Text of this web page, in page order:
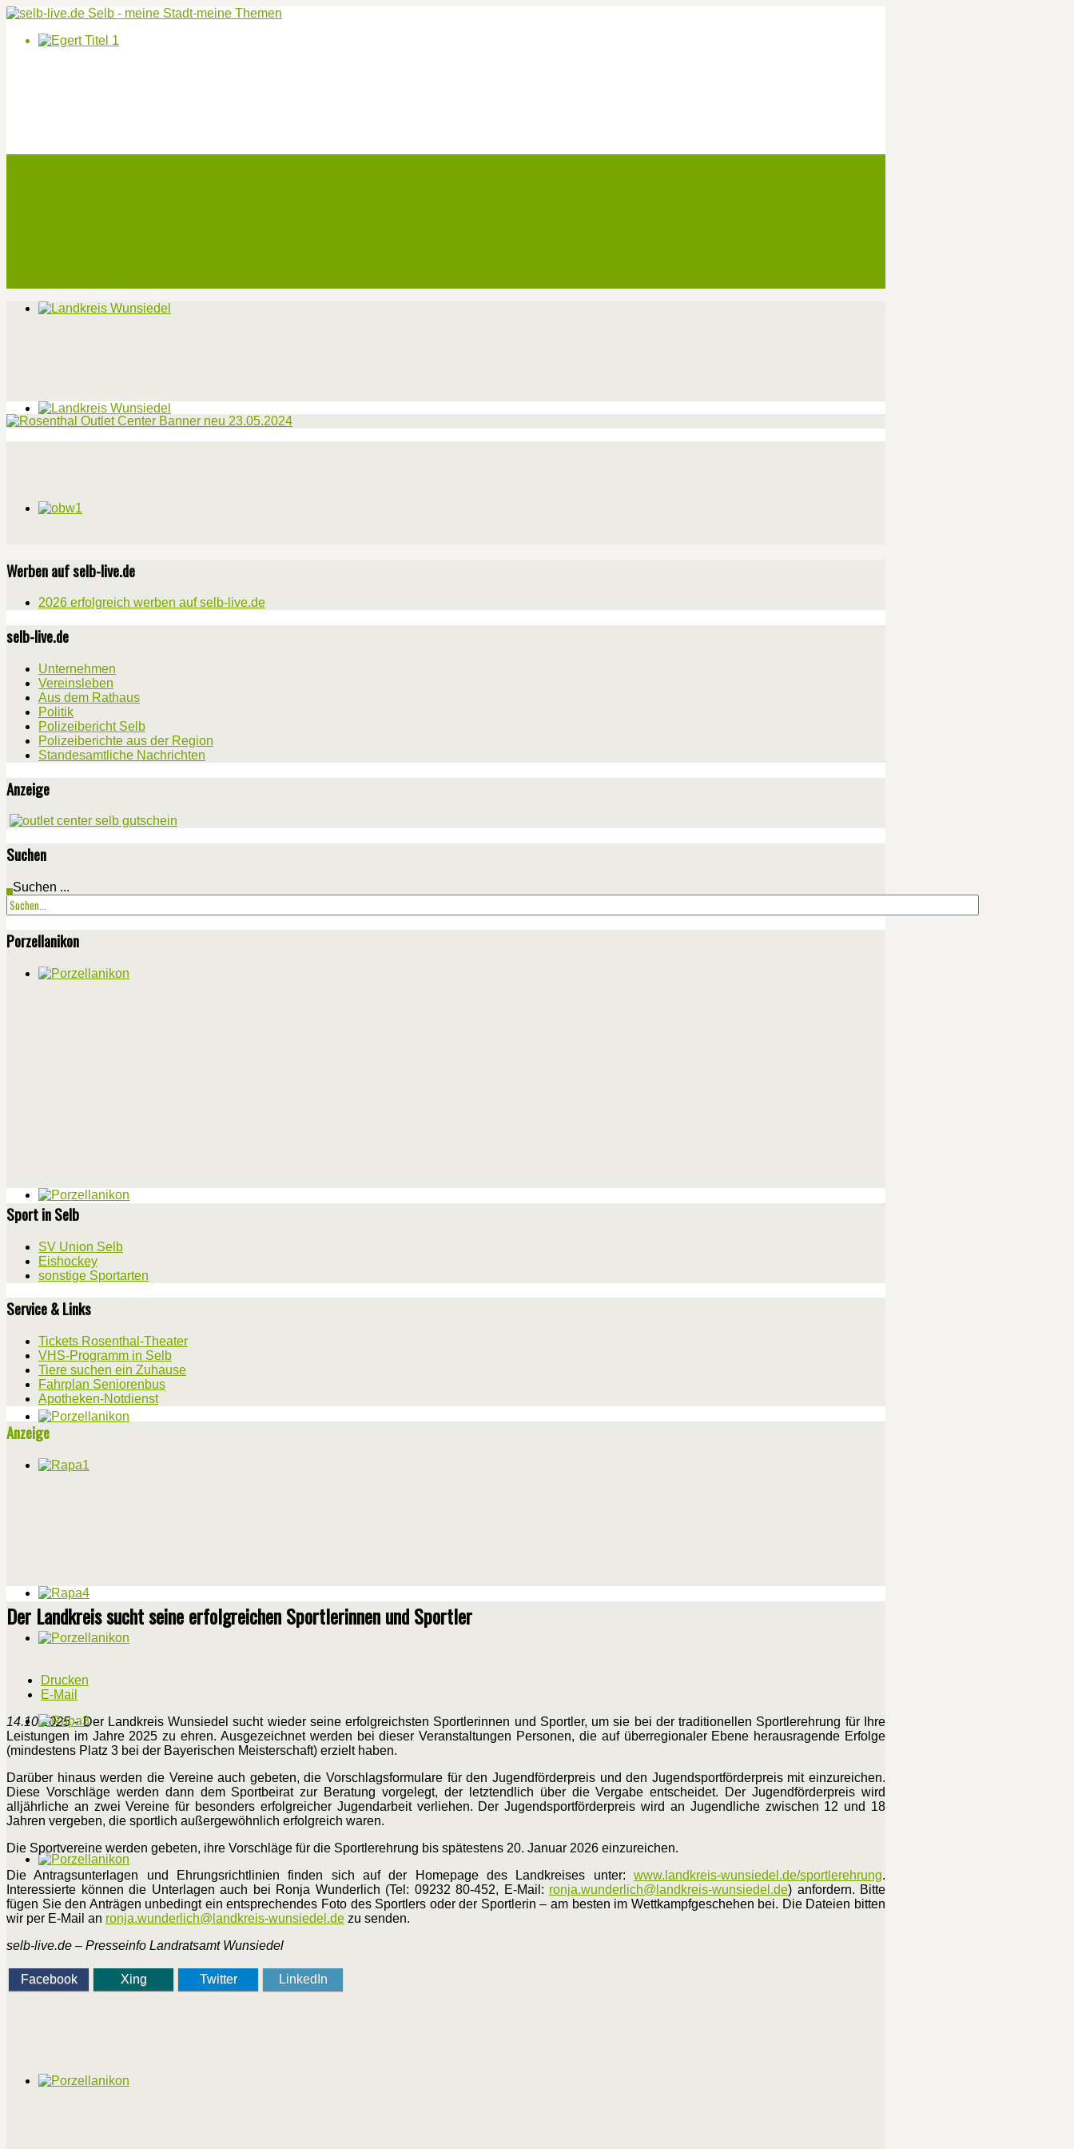
Werben auf selb-live.de
2026 erfolgreich werben auf selb-live.de
selb-live.de
Unternehmen
Vereinsleben
Aus dem Rathaus
Politik
Polizeibericht Selb
Polizeiberichte aus der Region
Standesamtliche Nachrichten
Anzeige
Suchen
Suchen ...
Porzellanikon
Sport in Selb
SV Union Selb
Eishockey
sonstige Sportarten
Service & Links
Tickets Rosenthal-Theater
VHS-Programm in Selb
Tiere suchen ein Zuhause
Fahrplan Seniorenbus
Apotheken-Notdienst
Anzeige
Der Landkreis sucht seine erfolgreichen Sportlerinnen und Sportler
Drucken
E-Mail
14.10.2025- Der Landkreis Wunsiedel sucht wieder seine erfolgreichsten Sportlerinnen und Sportler, um sie bei der traditionellen Sportlerehrung für Ihre
Leistungen im Jahre 2025 zu ehren. Ausgezeichnet werden bei dieser Veranstaltungen Personen, die auf überregionaler Ebene herausragende Erfolge
(mindestens Platz 3 bei der Bayerischen Meisterschaft) erzielt haben.
Darüber hinaus werden die Vereine auch gebeten, die Vorschlagsformulare für den Jugendförderpreis und den Jugendsportförderpreis mit einzureichen.
Diese Vorschläge werden dann dem Sportbeirat zur Beratung vorgelegt, der letztendlich über die Vergabe entscheidet. Der Jugendförderpreis wird
alljährliche an zwei Vereine für besonders erfolgreicher Jugendarbeit verliehen. Der Jugendsportförderpreis wird an Jugendliche zwischen 12 und 18
Jahren vergeben, die sportlich außergewöhnlich erfolgreich waren.
Die Sportvereine werden gebeten, ihre Vorschläge für die Sportlerehrung bis spätestens 20. Januar 2026 einzureichen.
Die Antragsunterlagen und Ehrungsrichtlinien finden sich auf der Homepage des Landkreises unter: www.landkreis-wunsiedel.de/sportlerehrung.
Interessierte können die Unterlagen auch bei Ronja Wunderlich (Tel: 09232 80-452, E-Mail: ronja.wunderlich@landkreis-wunsiedel.de) anfordern. Bitte
fügen Sie den Anträgen unbedingt ein entsprechendes Foto des Sportlers oder der Sportlerin – am besten im Wettkampfgeschehen bei. Die Dateien bitten
wir per E-Mail an ronja.wunderlich@landkreis-wunsiedel.de zu senden.
selb-live.de – Presseinfo Landratsamt Wunsiedel
Facebook Xing Twitter LinkedIn